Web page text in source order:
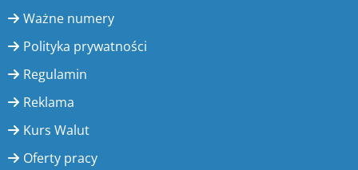
Ważne numery
Polityka prywatności
Regulamin
Reklama
Kurs Walut
Oferty pracy